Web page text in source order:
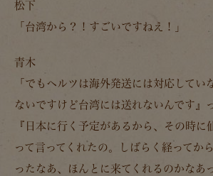
松下
「台湾から？！すごいですねえ！」
青木
「でもヘルツは海外発送には対応してい
ないですけど台湾には送れないんです』
『日本に行く予定があるから、その時に
って言ってくれたの。しばらく経ってか
ったなあ、ほんとに来てくれるのかなあ